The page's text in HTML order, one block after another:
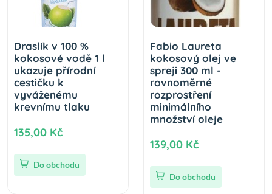
Draslík v 100 %
kokosové vodě 1 l
ukazuje přírodní
cestičku k
vyváženému
krevnímu tlaku
135,00 Kč
Do obchodu
Fabio Laureta
kokosový olej ve
spreji 300 ml -
rovnoměrné
rozprostření
minimálního
množství oleje
139,00 Kč
Do obchodu